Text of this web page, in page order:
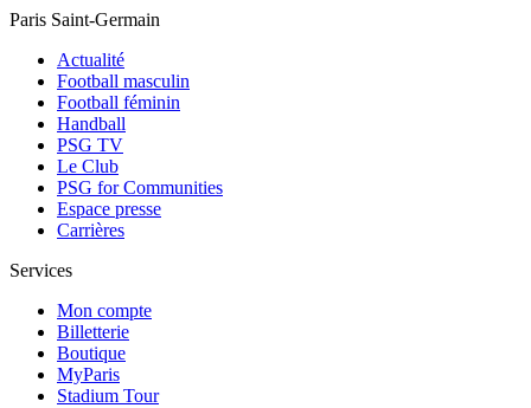
Paris Saint-Germain
Actualité
Football masculin
Football féminin
Handball
PSG TV
Le Club
PSG for Communities
Espace presse
Carrières
Services
Mon compte
Billetterie
Boutique
MyParis
Stadium Tour